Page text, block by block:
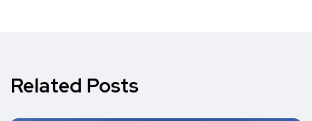
Related Posts